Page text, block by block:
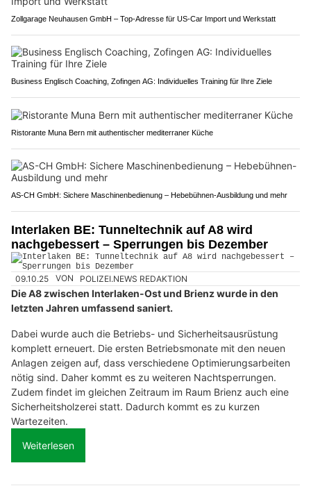
Zollgarage Neuhausen GmbH – Top-Adresse für US-Car Import und Werkstatt
Business Englisch Coaching, Zofingen AG: Individuelles Training für Ihre Ziele
Ristorante Muna Bern mit authentischer mediterraner Küche
AS-CH GmbH: Sichere Maschinenbedienung – Hebebühnen-Ausbildung und mehr
Interlaken BE: Tunneltechnik auf A8 wird
nachgebessert – Sperrungen bis Dezember
09.10.25 VON POLIZEI.NEWS REDAKTION
Die A8 zwischen Interlaken-Ost und Brienz wurde in den
letzten Jahren umfassend saniert.
Dabei wurde auch die Betriebs- und Sicherheitsausrüstung
komplett erneuert. Die ersten Betriebsmonate mit den neuen
Anlagen zeigen auf, dass verschiedene Optimierungsarbeiten
nötig sind. Daher kommt es zu weiteren Nachtsperrungen.
Zudem findet im gleichen Zeitraum im Raum Brienz auch eine
Sicherheitsholzerei statt. Dadurch kommt es zu kurzen
Wartezeiten.
Weiterlesen